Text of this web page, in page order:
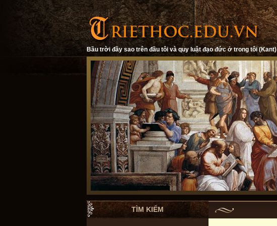
Bầu trời đầy sao trên đầu tôi và quy luật đạo đức ở trong tôi (Kant)
TÌM KIẾM